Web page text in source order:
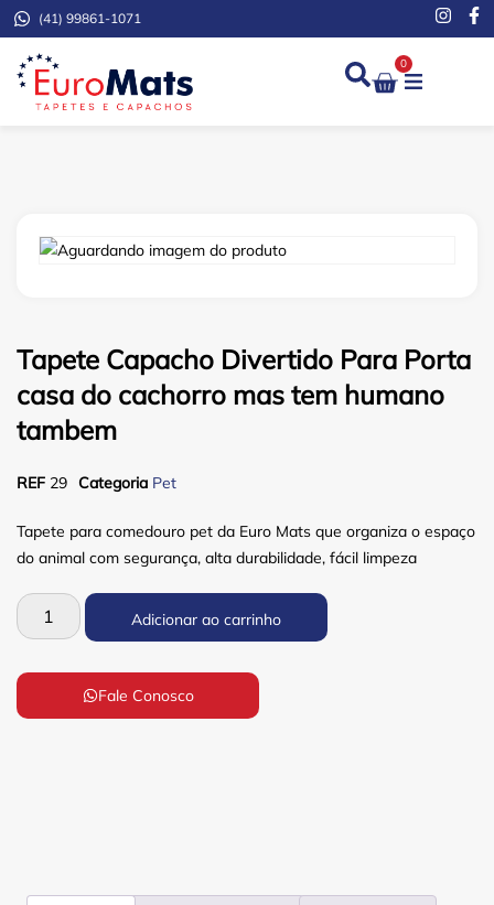
(41) 99861-1071
0
Tapete Capacho Divertido Para Porta
casa do cachorro mas tem humano
tambem
REF 29 Categoria Pet
Tapete para comedouro pet da Euro Mats que organiza o espaço
do animal com segurança, alta durabilidade, fácil limpeza
Adicionar ao carrinho
Fale Conosco